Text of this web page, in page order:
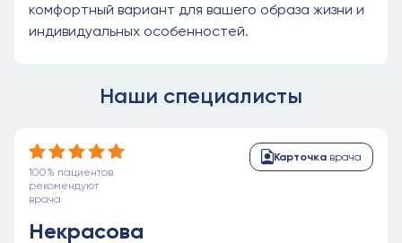
комфортный вариант для вашего образа жизни и
индивидуальных особенностей.
Наши специалисты
100% пациентов
рекомендуют
врача
Карточка врача
Некрасова